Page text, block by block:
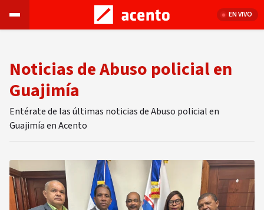
EN VIVO
Noticias de Abuso policial en
Guajimía
Entérate de las últimas noticias de Abuso policial en
Guajimía en Acento